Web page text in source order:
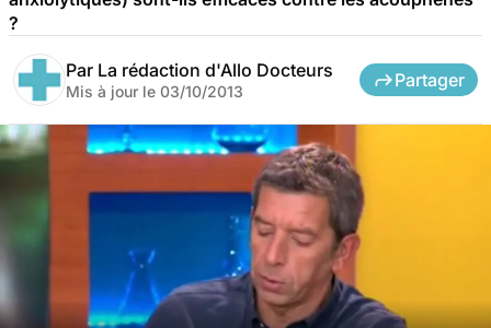
?
Par La rédaction d'Allo Docteurs
Mis à jour le 03/10/2013
Partager